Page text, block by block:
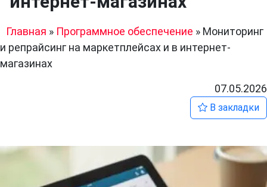
Главная » Программное обеспечение » Мониторинг
и репрайсинг на маркетплейсах и в интернет-
магазинах
07.05.2026
В закладки